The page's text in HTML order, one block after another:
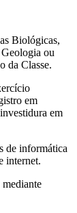
Biológicas,
ou
da Classe.
em
em
de informática
internet.